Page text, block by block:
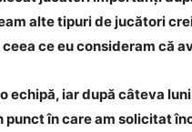
alte tipuri de jucători
ce eu consideram că
echipă, iar după câteva
în care am solicitat